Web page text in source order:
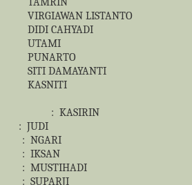
VIRGIAWAN LISTANTO
DIDI CAHYADI
UTAMI
PUNARTO
SITI DAMAYANTI
KASNITI
: KASIRIN
: JUDI
: NGARI
: IKSAN
: MUSTIHADI
: SUPARJI